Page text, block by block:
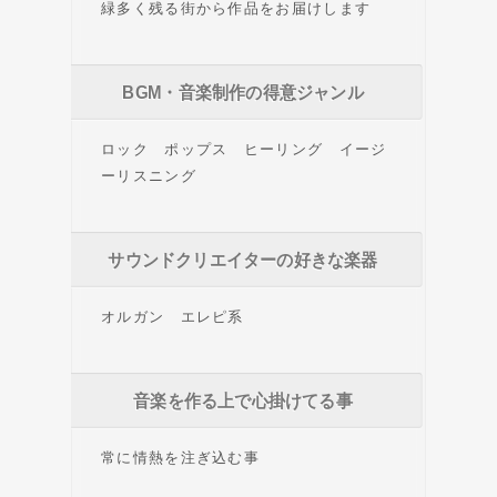
緑多く残る街から作品をお届けします
BGM・音楽制作の得意ジャンル
ロック ポップス ヒーリング イージ
ーリスニング
サウンドクリエイターの好きな楽器
オルガン エレピ系
音楽を作る上で心掛けてる事
常に情熱を注ぎ込む事